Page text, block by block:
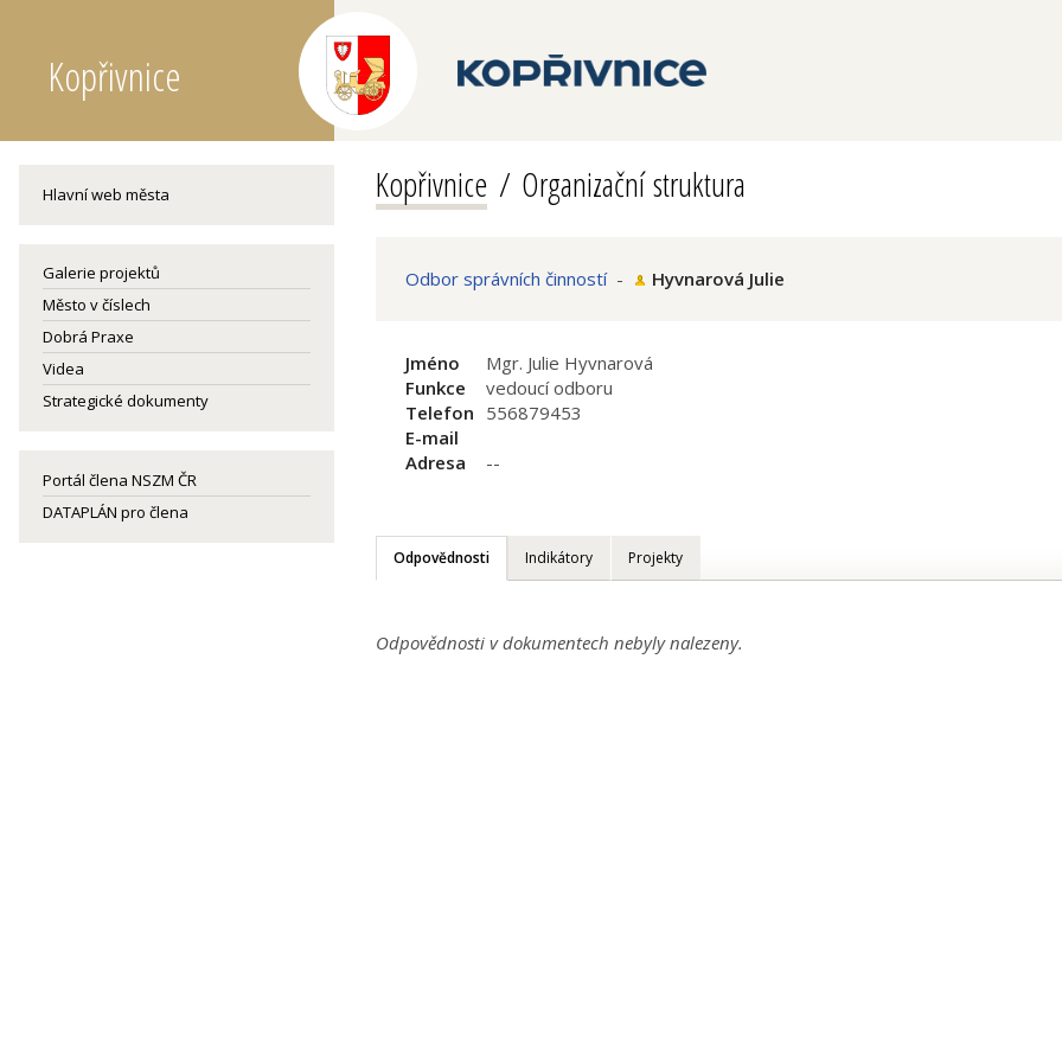
Kopřivnice
Hlavní web města
Galerie projektů
Město v číslech
Dobrá Praxe
Videa
Strategické dokumenty
Portál člena NSZM ČR
DATAPLÁN pro člena
Kopřivnice Organizační struktura
Odbor správních činností- Hyvnarová Julie
Jméno
Mgr. Julie Hyvnarová
Funkce
vedoucí odboru
Telefon 556879453
E-mail
Adresa
--
Odpovědnosti Indikátory Projekty
Odpovědnosti v dokumentech nebyly nalezeny.